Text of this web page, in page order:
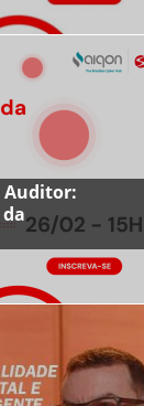
Auditor: